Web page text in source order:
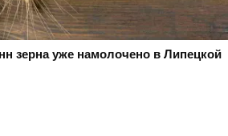
зерна уже намолочено в Липецкой